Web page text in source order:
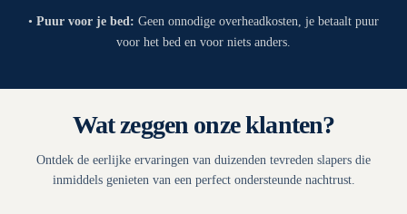
• Puur voor je bed: Geen onnodige overheadkosten, je betaalt puur
voor het bed en voor niets anders.
Wat zeggen onze klanten?
Ontdek de eerlijke ervaringen van duizenden tevreden slapers die
inmiddels genieten van een perfect ondersteunde nachtrust.